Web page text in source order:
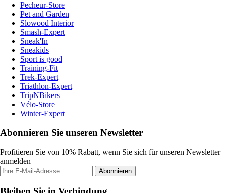
Pecheur-Store
Pet and Garden
Slowood Interior
Smash-Expert
Sneak'In
Sneakids
Sport is good
Training-Fit
Trek-Expert
Triathlon-Expert
TripNBikers
Vélo-Store
Winter-Expert
Abonnieren Sie unseren Newsletter
Profitieren Sie von 10% Rabatt, wenn Sie sich für unseren Newsletter
anmelden
Abonnieren